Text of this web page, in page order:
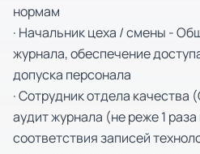
нормам
· Начальник цеха / смены -
журнала, обеспечение
допуска персонала
· Сотрудник отдела качества
аудит журнала (не реже 1
соответствия записей